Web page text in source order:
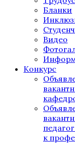
Бланки
Видео
Конкурс
к